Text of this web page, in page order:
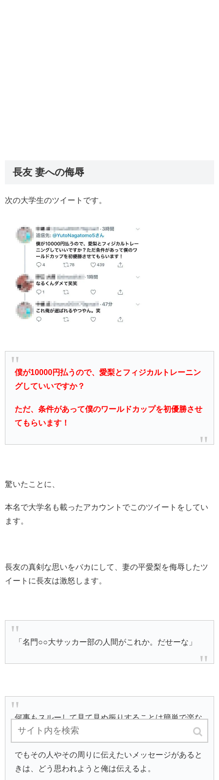
長友 妻への侮辱
次の大学生のツイートです。
僕が10000円払うので、愛梨とフィジカルトレーニン
グしていいですか？
ただ、条件があって僕のワールドカップを初優勝させ
てもらいます！
驚いたことに、
本名で大学名も載ったアカウントでこのツイートをしてい
ます。
長友の真剣な思いをバカにして、妻の平愛梨を侮辱したツ
イートに長友は激怒します。
「名門○○大サッカー部の人間がこれか。だせーな」
何事もスルーして見て見ぬ振りすることは簡単で楽な
んだよ。
でもその人やその周りに伝えたいメッセージがあると
きは、どう思われようと俺は伝えるよ。